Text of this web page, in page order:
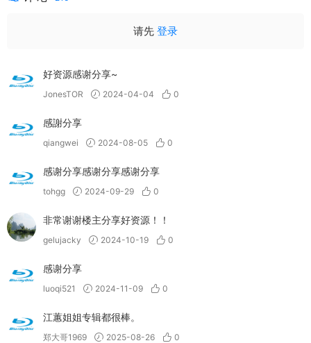
请先 登录
好资源感谢分享~
JonesTOR 2024-04-04 0
感謝分享
qiangwei 2024-08-05 0
感谢分享感谢分享感谢分享
tohgg 2024-09-29 0
非常谢谢楼主分享好资源！！
gelujacky 2024-10-19 0
感谢分享
luoqi521 2024-11-09 0
江蕙姐姐专辑都很棒。
郑大哥1969 2025-08-26 0